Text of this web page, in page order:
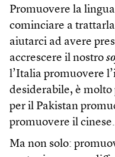
Promuovere la
cominciare a
aiutarci ad avere
accrescere il nostro
l’Italia promuovere
desiderabile, è
per il Pakistan
promuovere il cinese.
Ma non solo: